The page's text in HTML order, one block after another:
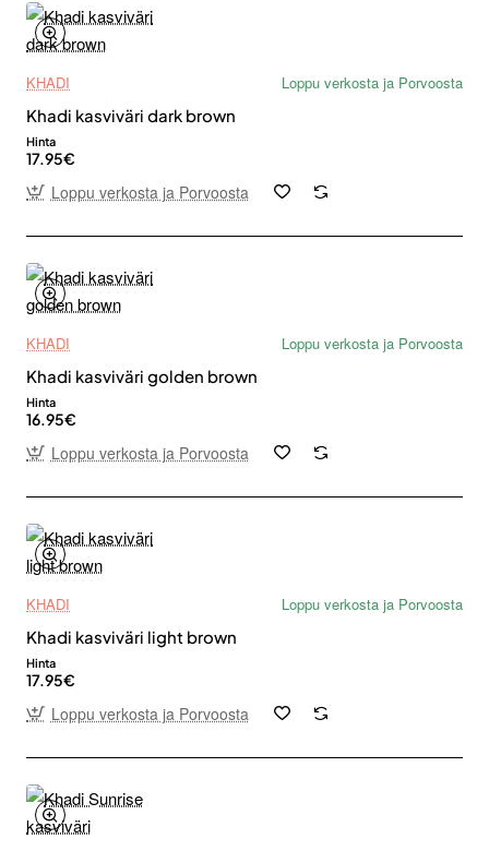
KHADI
Loppu verkosta ja Porvoosta
Khadi kasviväri dark brown
Hinta
17.95€
Loppu verkosta ja Porvoosta
KHADI
Loppu verkosta ja Porvoosta
Khadi kasviväri golden brown
Hinta
16.95€
Loppu verkosta ja Porvoosta
KHADI
Loppu verkosta ja Porvoosta
Khadi kasviväri light brown
Hinta
17.95€
Loppu verkosta ja Porvoosta